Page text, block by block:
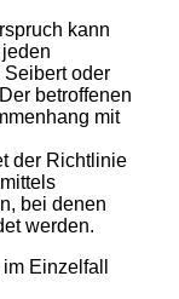
kann
oder
betroffenen
mit
der Richtlinie
bei denen
werden.
Einzelfall